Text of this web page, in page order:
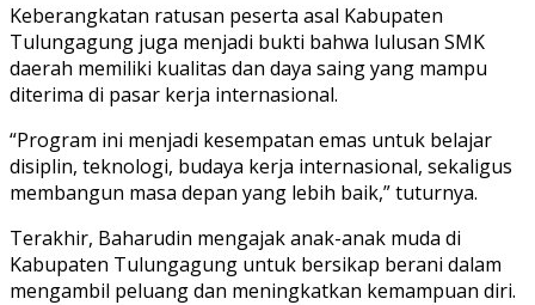
Keberangkatan ratusan peserta asal Kabupaten
Tulungagung juga menjadi bukti bahwa lulusan SMK
daerah memiliki kualitas dan daya saing yang mampu
diterima di pasar kerja internasional.
“Program ini menjadi kesempatan emas untuk belajar
disiplin, teknologi, budaya kerja internasional, sekaligus
membangun masa depan yang lebih baik,” tuturnya.
Terakhir, Baharudin mengajak anak-anak muda di
Kabupaten Tulungagung untuk bersikap berani dalam
mengambil peluang dan meningkatkan kemampuan diri.